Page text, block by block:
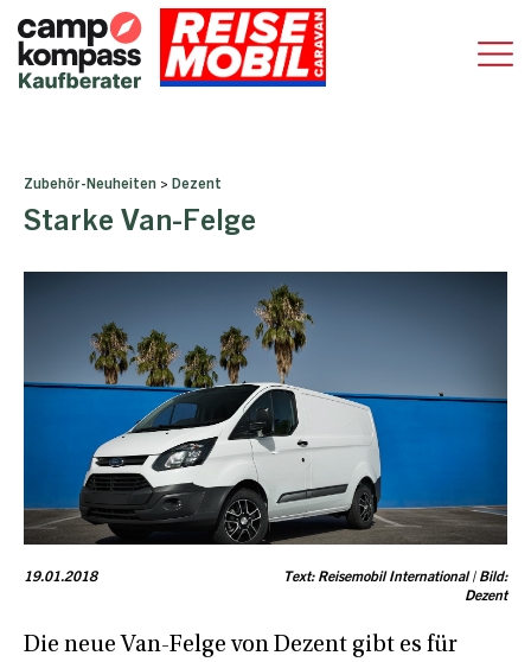
Zubehör-Neuheiten > Dezent
Starke Van-Felge
19.01.2018
Text: Reisemobil International | Bild:
Dezent
Die neue Van-Felge von Dezent gibt es für